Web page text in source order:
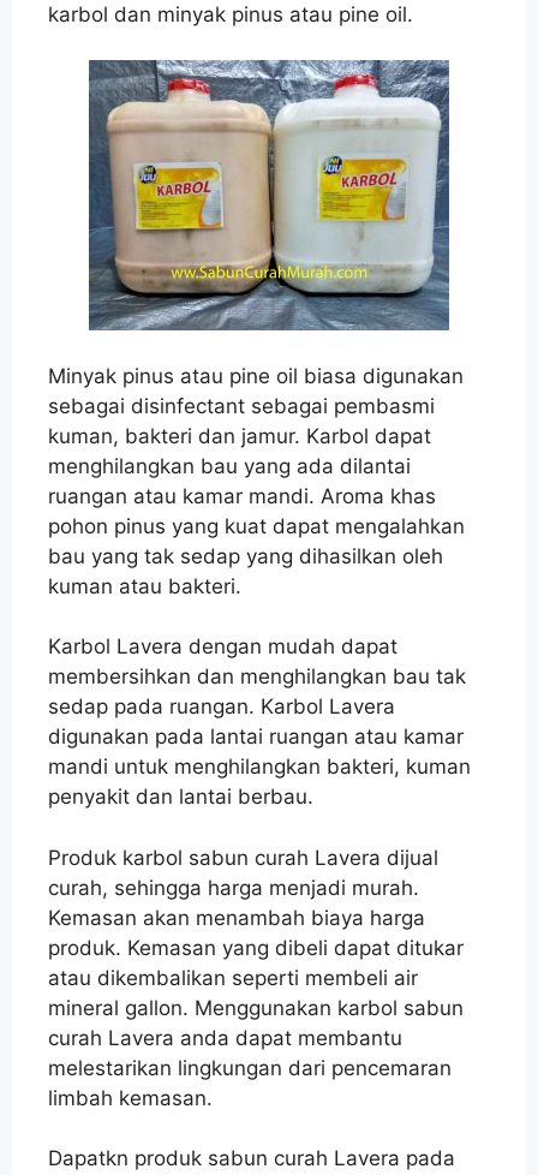
karbol dan minyak pinus atau pine oil.
Minyak pinus atau pine oil biasa digunakan
sebagai disinfectant sebagai pembasmi
kuman, bakteri dan jamur. Karbol dapat
menghilangkan bau yang ada dilantai
ruangan atau kamar mandi. Aroma khas
pohon pinus yang kuat dapat mengalahkan
bau yang tak sedap yang dihasilkan oleh
kuman atau bakteri.
Karbol Lavera dengan mudah dapat
membersihkan dan menghilangkan bau tak
sedap pada ruangan. Karbol Lavera
digunakan pada lantai ruangan atau kamar
mandi untuk menghilangkan bakteri, kuman
penyakit dan lantai berbau.
Produk karbol sabun curah Lavera dijual
curah, sehingga harga menjadi murah.
Kemasan akan menambah biaya harga
produk. Kemasan yang dibeli dapat ditukar
atau dikembalikan seperti membeli air
mineral gallon. Menggunakan karbol sabun
curah Lavera anda dapat membantu
melestarikan lingkungan dari pencemaran
limbah kemasan.
Dapatkn produk sabun curah Lavera pada